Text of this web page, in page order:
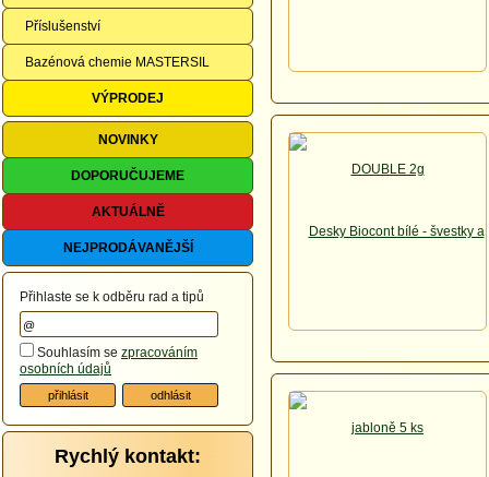
Příslušenství
Bazénová chemie MASTERSIL
VÝPRODEJ
NOVINKY
DOPORUČUJEME
AKTUÁLNĚ
NEJPRODÁVANĚJŠÍ
Přihlaste se k odběru rad a tipů
Souhlasím se zpracováním
osobních údajů
Rychlý kontakt: